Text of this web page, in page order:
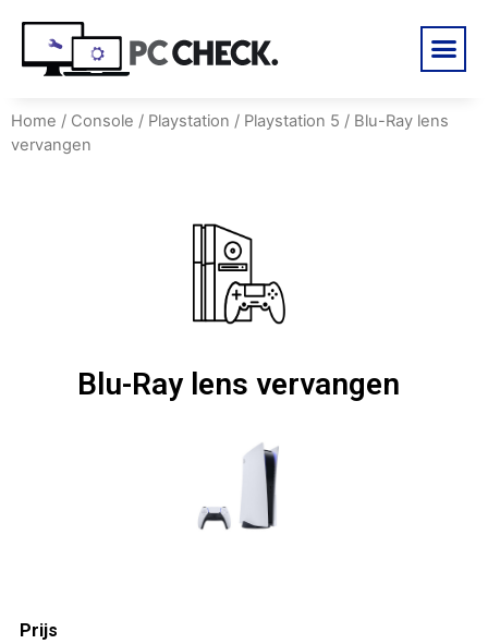
Home / Console / Playstation / Playstation 5 / Blu-Ray lens
vervangen
Blu-Ray lens vervangen
Prijs